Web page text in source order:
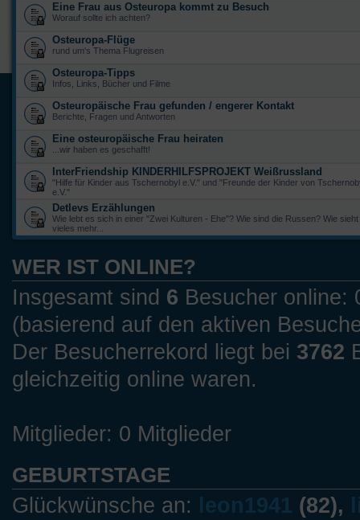
Eine Frau aus Osteuropa kommt zu Besuch
Worauf sollte ich achten?
Osteuropa-Flüge
rund um's Thema Flugreisen
Osteuropa-Tipps
Infos, Links, Bücher und Filme
Osteuropäische Frau gefunden / engerer Kontakt
Berichte, Fragen und Antworten
Eine osteuropäische Frau heiraten
...wir haben es geschafft!
InterFriendship KINDERHILFSPROJEKT Weißrussland
"Hilfe für Kinder aus Tschernobyl e.V." und "Freunde der Kinder von
e.V."
Detlevs Erzählungen
Wie lebt es sich in einer "Zwei Kulturen - Ehe"? Wie sind die Russen? Wie
vieles mehr...
WER IST ONLINE?
Insgesamt sind 6 Besucher online:
(basierend auf den aktiven
Der Besucherrekord liegt bei 3762
gleichzeitig online waren.
Mitglieder: 0 Mitglieder
GEBURTSTAGE
Glückwünsche an: leon1941 (82),